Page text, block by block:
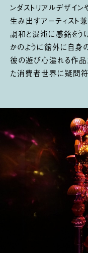
ンダストリアルデザイ
生み出すアーティスト
調和と混沌に感銘をう
かのように館外に自身
彼の遊び心溢れる作
た消費者世界に疑問符